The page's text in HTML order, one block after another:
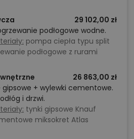
29 102,00 zł
podłogowe wodne.
pompa ciepła typu split
podłogowe z rurami
26 863,00 zł
+ wylewki cementowe.
i drzwi.
tynki gipsowe Knauf
miksokret Atlas